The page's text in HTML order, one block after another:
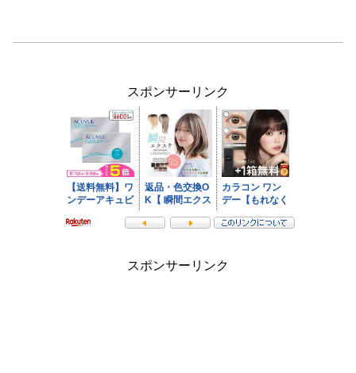
スポンサーリンク
スポンサーリンク